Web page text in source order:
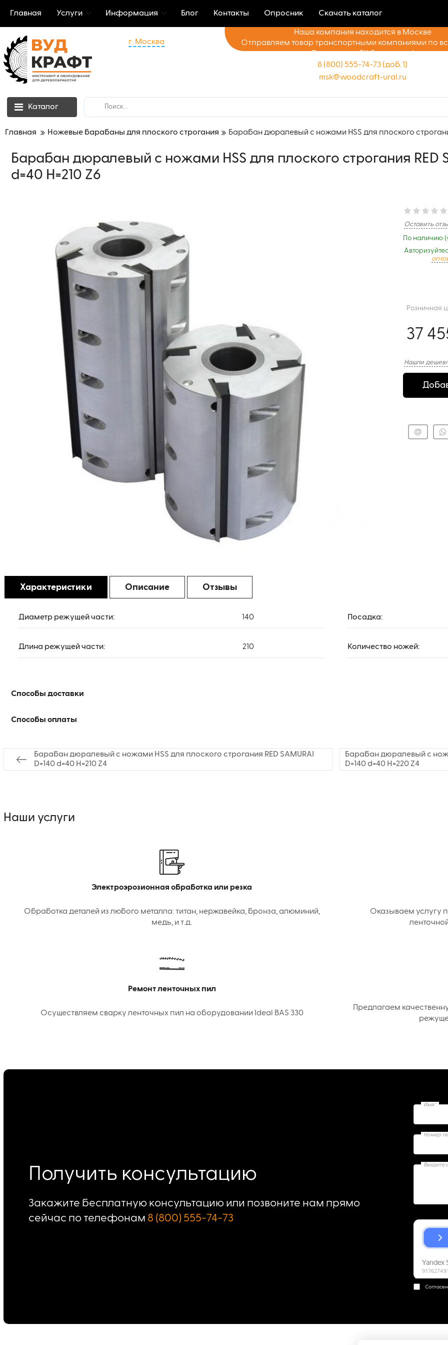
Главная Услуги Информация Блог Контакты Опросник Скачать каталог
г. Москва
Наша компания находится в Москве
Отправляем товар транспортными компаниями по
Доставка до ТК бесплатно!
8 (800) 555-74-73 (доб. 1)
msk@woodcraft-ural.ru
Каталог
Главная Ножевые барабаны для плоского строгания Барабан дюралевый с ножами HSS для плоского
Барабан дюралевый с ножами HSS для плоского строгания RED
d=40 H=210 Z6
Оставить
По наличию
Розничная
37
Нашли
Характеристики Описание Отзывы
Диаметр режущей части: 140
Длина режущей части: 210
Посадка:
Количество ножей:
Способы доставки
Способы оплаты
Барабан дюралевый с ножами HSS для плоского строгания RED SAMURAI
D=140 d=40 H=210 Z4
Барабан дюралевый с
D=140 d=40 H=220 Z4
Наши услуги
Электроэрозионная обработка или резка
Обработка деталей из любого металла: титан, нержавейка, бронза, алюминий,
медь, и т.д.
Оказываем услугу
Ремонт ленточных пил
Осуществляем сварку ленточных пил на оборудовании Ideal BAS 330
Предлагаем
Получить консультацию
Закажите бесплатную консультацию или позвоните нам прямо
сейчас по телефонам 8 (800) 555-74-73
Имя*
Номер
Введите